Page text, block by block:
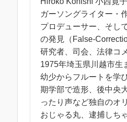
ガーソングライター・
プロデューサー、そし
の発見（False-
研究者、司会、法律コ
1975年埼玉県川越市生
幼少からフルートを学
期学部で造形、後中央
ったり声など独自のオ
おじゃる丸、逮捕しち